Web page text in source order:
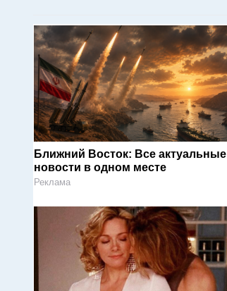
Ближний Восток: Все актуальные
новости в одном месте
Реклама